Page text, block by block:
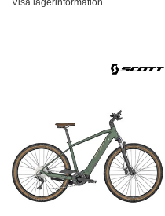
Visa lagerinformation